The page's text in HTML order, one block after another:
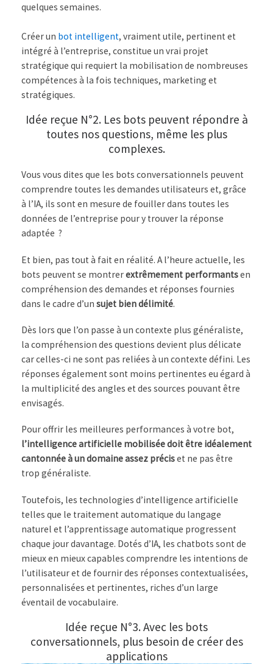
quelques semaines.
Créer un bot intelligent, vraiment utile, pertinent et
intégré à l’entreprise, constitue un vrai projet
stratégique qui requiert la mobilisation de nombreuses
compétences à la fois techniques, marketing et
stratégiques.
Idée reçue N°2. Les bots peuvent répondre à
toutes nos questions, même les plus
complexes.
Vous vous dites que les bots conversationnels peuvent
comprendre toutes les demandes utilisateurs et, grâce
à l’IA, ils sont en mesure de fouiller dans toutes les
données de l’entreprise pour y trouver la réponse
adaptée ?
Et bien, pas tout à fait en réalité. A l’heure actuelle, les
bots peuvent se montrerextrêmement performantsen
compréhension des demandes et réponses fournies
dans le cadre d’un sujet bien délimité.
Dès lors que l’on passe à un contexte plus généraliste,
la compréhension des questions devient plus délicate
car celles-ci ne sont pas reliées à un contexte défini. Les
réponses également sont moins pertinentes eu égard à
la multiplicité des angles et des sources pouvant être
envisagés.
Pour offrir les meilleures performances à votre bot,
l’intelligence artificielle mobilisée doit être idéalement
cantonnée à un domaine assez préciset ne pas être
trop généraliste.
Toutefois, les technologies d’intelligence artificielle
telles que le traitement automatique du langage
naturel et l’apprentissage automatique progressent
chaque jour davantage. Dotés d’IA, les chatbots sont de
mieux en mieux capables comprendre les intentions de
l’utilisateur et de fournir des réponses contextualisées,
personnalisées et pertinentes, riches d’un large
éventail de vocabulaire.
Idée reçue N°3. Avec les bots
conversationnels, plus besoin de créer des
applications